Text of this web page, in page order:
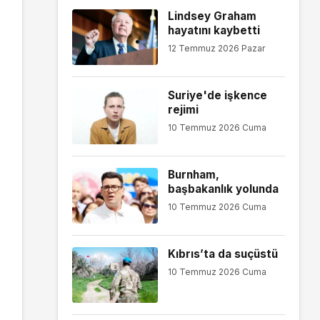
Lindsey Graham
hayatını kaybetti
12 Temmuz 2026 Pazar
Suriye'de işkence
rejimi
10 Temmuz 2026 Cuma
Burnham,
başbakanlık yolunda
10 Temmuz 2026 Cuma
Kıbrıs’ta da suçüstü
10 Temmuz 2026 Cuma